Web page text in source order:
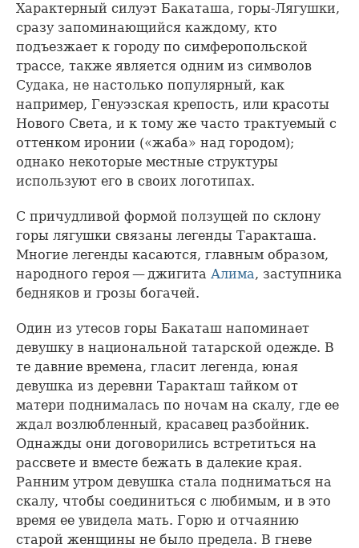
Характерный силуэт Бакаташа, горы-Лягушки,
сразу запоминающийся каждому, кто
подъезжает к городу по симферопольской
трассе, также является одним из символов
Судака, не настолько популярный, как
например, Генуэзская крепость, или красоты
Нового Света, и к тому же часто трактуемый с
оттенком иронии («жаба» над городом);
однако некоторые местные структуры
используют его в своих логотипах.
С причудливой формой ползущей по склону
горы лягушки связаны легенды Таракташа.
Многие легенды касаются, главным образом,
народного героя — джигита Алима, заступника
бедняков и грозы богачей.
Один из утесов горы Бакаташ напоминает
девушку в национальной татарской одежде. В
те давние времена, гласит легенда, юная
девушка из деревни Таракташ тайком от
матери поднималась по ночам на скалу, где ее
ждал возлюбленный, красавец разбойник.
Однажды они договорились встретиться на
рассвете и вместе бежать в далекие края.
Ранним утром девушка стала подниматься на
скалу, чтобы соединиться с любимым, и в это
время ее увидела мать. Горю и отчаянию
старой женщины не было предела. В гневе